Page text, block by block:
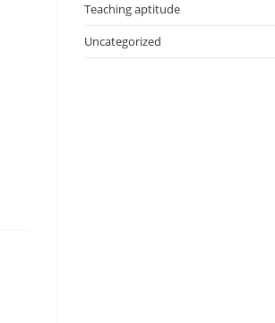
Teaching aptitude
Uncategorized